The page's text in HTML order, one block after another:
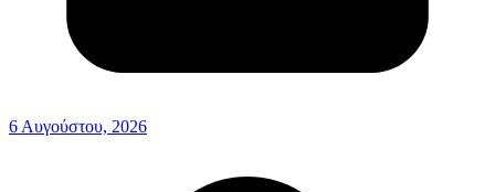
6 Αυγούστου, 2026